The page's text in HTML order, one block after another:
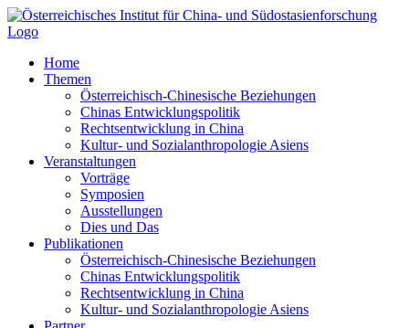
Zum
Inhalt
Home
Themen
Österreichisch-Chinesische Beziehungen
Chinas Entwicklungspolitik
Rechtsentwicklung in China
Kultur- und Sozialanthropologie Asiens
Veranstaltungen
Vorträge
Symposien
Ausstellungen
Dies und Das
Publikationen
Österreichisch-Chinesische Beziehungen
Chinas Entwicklungspolitik
Rechtsentwicklung in China
Kultur- und Sozialanthropologie Asiens